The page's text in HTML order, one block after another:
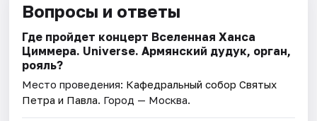
Вопросы и ответы
Где пройдет концерт Вселенная Ханса
Циммера. Universe. Армянский дудук, орган,
рояль?
Место проведения: Кафедральный собор Святых
Петра и Павла. Город — Москва.